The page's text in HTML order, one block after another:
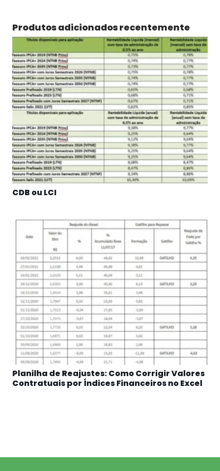
Produtos adicionados recentemente
CDB ou LCI
Planilha de Reajustes: Como Corrigir Valores
Contratuais por Índices Financeiros no Excel